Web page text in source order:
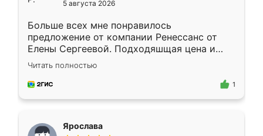
5 августа 2026
Больше всех мне понравилось
предложение от компании Ренессанс от
Елены Сергеевой. Подходяшщая цена и
короткие сроки изготовления. Приехавший
для замера сотрудник Владислав
предложил по моему эскизу самый
Читать полностью
1
Ярослава